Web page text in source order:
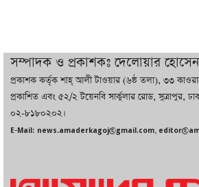
দুবাইয়ে বেনজীরের
ফার্ম নিয়োগ করেছে
করা হবে : পররাষ্ট্র
সম্পাদক ও প্রকাশকঃ দেলোয়ার
প্রকাশক কর্তৃক শাহ্ আলী টাওয়ার (৬ষ্ঠ তলা), ৩৩
প্রকাশিত এবং ৫২/২ টয়েনবি সার্কুলার রোড, সুত্রাপুর,
০২-৮১৮০২০২।
E-Mail: news.amaderkagoj@gmail.com,